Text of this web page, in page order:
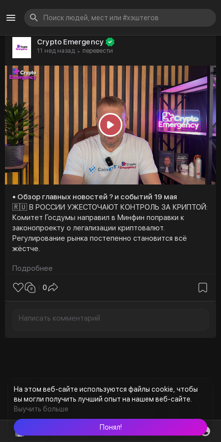
На этом веб-сайте используются файлы cookie, чтобы
вы могли получить лучший опыт на нашем веб-сайте.
Выучить больше
Понял!
Crypto Emergency
11 нед назад · перевести
P
l
a
• Обзор главных новостей ? и событий 19 мая
🇷🇺 В РОССИИ УЖЕСТОЧАЮТ КОНТРОЛЬ ЗА КРИПТОЙ:
Комитет Госдумы направил в Минфин поправки к
законопроекту о легализации криптовалют.
Регулирование рынка постепенно становится всё
жёстче.
💰 КРИПТОТРАНЗАКЦИИ ОТ 1 МЛН РУБЛЕЙ ПОПАДУТ
усиливают мониторинг крупных операций с цифровыми
активами.
🏦 РОСФИНМОНИТОРИНГ ХОЧЕТ ПРИРАВНЯТЬ
история о мошенничестве вокруг цифровых активов и
«гарантированных заработков».
📍 В МОСКВЕ У МУЖЧИНЫ УКРАЛИ ₽2 МЛН ПРИ
ПОКУПКЕ КРИПТЫ НА ПАРКОВКЕ: Оффлайн-сделки с
Подробнее
0